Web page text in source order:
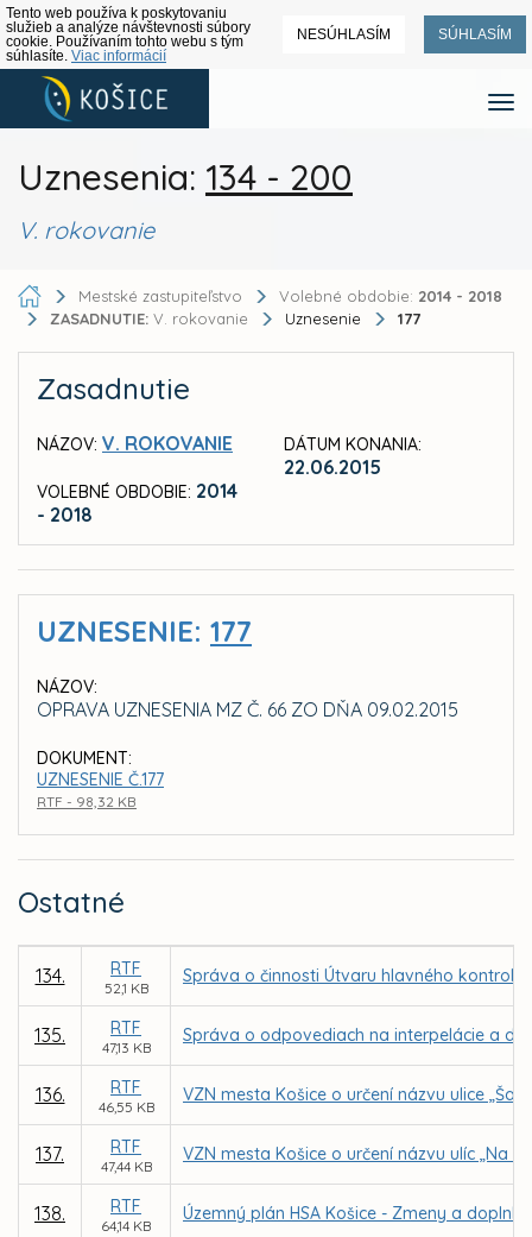
Tento web používa k poskytovaniu
služieb a analýze návštevnosti súbory
cookie. Používaním tohto webu s tým
súhlasíte. Viac informácií
NESÚHLASÍM SÚHLASÍM
Uznesenia: 134 - 200
V. rokovanie
Mestské zastupiteľstvo Volebné obdobie: 2014 - 2018
ZASADNUTIE: V. rokovanie Uznesenie 177
Zasadnutie
NÁZOV: V. ROKOVANIE
VOLEBNÉ OBDOBIE: 2014
- 2018
DÁTUM KONANIA:
22.06.2015
UZNESENIE: 177
NÁZOV:
OPRAVA UZNESENIA MZ Č. 66 ZO DŇA 09.02.2015
DOKUMENT:
UZNESENIE Č.177
RTF - 98,32 KB
Ostatné
134. RTF
52,1 KB
Správa o činnosti Útvaru hlavného
135. RTF
47,13 KB
Správa o odpovediach na interpelácie a
136. RTF
46,55 KB
VZN mesta Košice o určení názvu ulice
137. RTF
47,44 KB
VZN mesta Košice o určení názvu ulíc „Na
138. RTF
64,14 KB
Územný plán HSA Košice - Zmeny a doplnky